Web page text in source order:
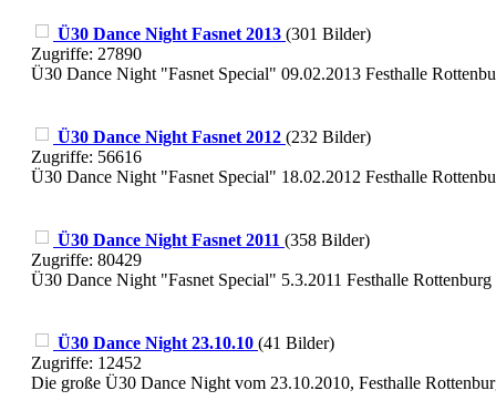
Ü30 Dance Night Fasnet 2013 (301 Bilder)
Zugriffe: 27890
Ü30 Dance Night "Fasnet Special" 09.02.2013 Festhalle
Ü30 Dance Night Fasnet 2012 (232 Bilder)
Zugriffe: 56616
Ü30 Dance Night "Fasnet Special" 18.02.2012 Festhalle
Ü30 Dance Night Fasnet 2011 (358 Bilder)
Zugriffe: 80429
Ü30 Dance Night "Fasnet Special" 5.3.2011 Festhalle Rottenburg
Ü30 Dance Night 23.10.10 (41 Bilder)
Zugriffe: 12452
Die große Ü30 Dance Night vom 23.10.2010, Festhalle